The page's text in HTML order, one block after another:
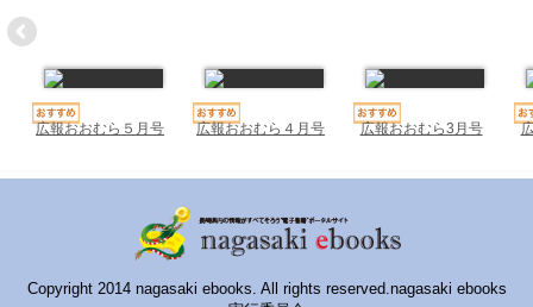
広報おおむら５月号 広報おおむら４月号 広報おおむら3月号
Copyright 2014 nagasaki ebooks. All rights reserved.nagasaki ebooks
みなみしまばらebooks
はさみebooks
さいかいイーブックス